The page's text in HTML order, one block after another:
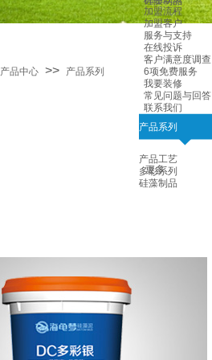
加盟流程
加盟客户
服务与支持
在线投诉
客户满意度调查
6项免费服务
我要装修
常见问题与回答
联系我们
产品中心 >> 产品系列
产品系列
产品工艺
多彩系列
硅藻制品
更多